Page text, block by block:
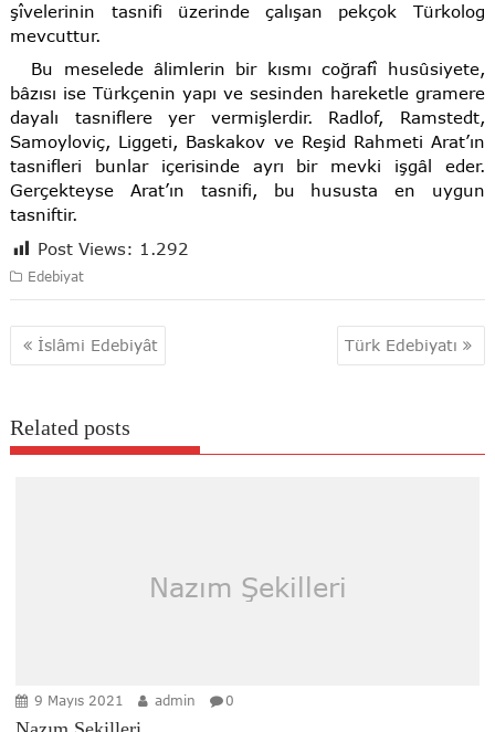
şîvelerinin tasnifi üzerinde çalışan pekçok Türkolog
mevcuttur.
Bu meselede âlimlerin bir kısmı coğrafî husûsiyete,
bâzısı ise Türkçenin yapı ve sesinden hareketle gramere
dayalı tasniflere yer vermişlerdir. Radlof, Ramstedt,
Samoyloviç, Liggeti, Baskakov ve Reşid Rahmeti Arat’ın
tasnifleri bunlar içerisinde ayrı bir mevki işgâl eder.
Gerçekteyse Arat’ın tasnifi, bu hususta en uygun
tasniftir.
Post Views: 1.292
Edebiyat
Yazı
gezinmesi
İslâmi Edebiyât Türk Edebiyatı
Related posts
Nazım Şekilleri
9 Mayıs 2021 admin 0